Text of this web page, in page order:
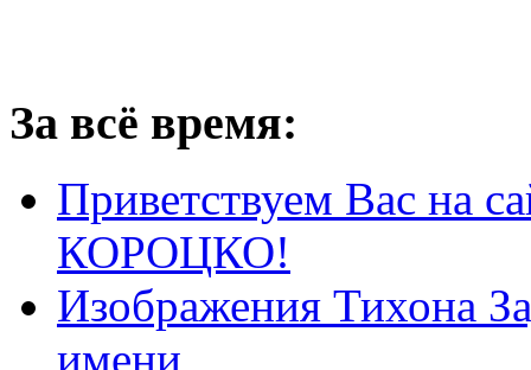
За всё время:
Приветствуем Вас на
КОРОЦКО!
Изображения Тихона
имени